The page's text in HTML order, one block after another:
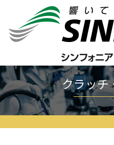
ホーム クラッチ・ブレーキ パウダク
クラッチ